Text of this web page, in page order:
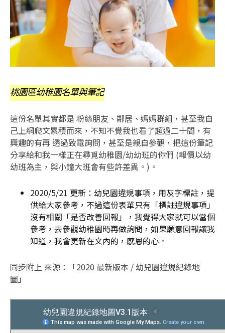
桃園區幼稚園名單與筆記
這份名單其實都是 粉絲朋友、鄰居、媽媽群組，甚至我自
己上網爬文累積而來，不知不覺我也看了超過二十間，有
興趣的有再 透過致電詢問，甚至是親自參觀，把這份筆記
分享給和我一樣正在尋覓幼稚園/幼幼班的你們 (報價以幼
幼班為主，與小鐘大班會有些許差異。)。
2020/5/21 更新：幼兒園違規事項，用灰字標註，提
供給大家參考，不過這份表單只有「標註違規事項」
沒有相關「是否改善回報」，我覺得大家就可以當個
參考，去參觀幼稚園時再做詢問，如果願意回報讓我
知道，我會更新在文內的，感恩的心。
同步附上 來源：「2020 最新版本 / 幼兒園違規紀錄地
圖」